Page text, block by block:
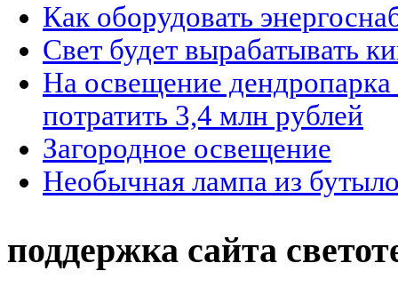
Как оборудовать
Свет будет вырабатывать
На освещение
потратить 3,4 млн рублей
Загородное освещение
Необычная лампа из
поддержка сайта